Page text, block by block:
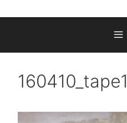
160410_tape1